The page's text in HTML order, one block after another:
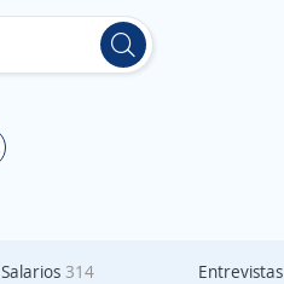
Salarios 314 Entrevistas